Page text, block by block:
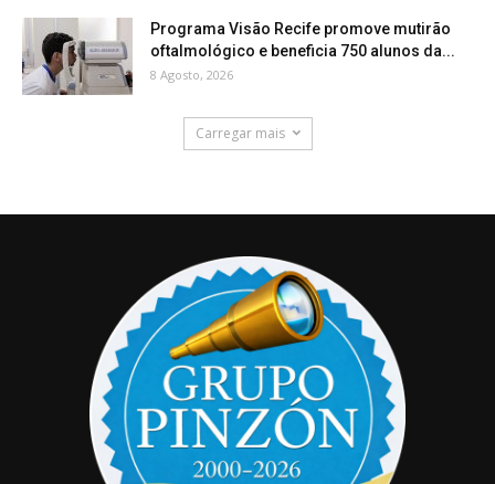
Programa Visão Recife promove mutirão
oftalmológico e beneficia 750 alunos da...
8 Agosto, 2026
Carregar mais